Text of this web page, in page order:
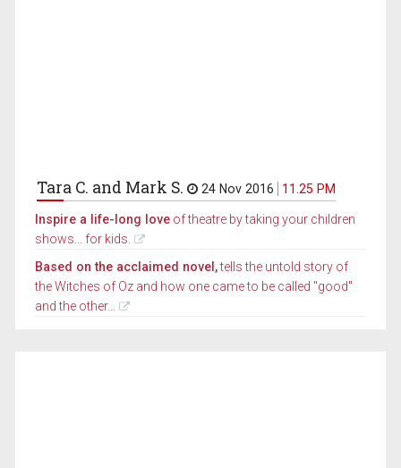
Tara C. and Mark S. 24 Nov 2016 11.25 PM
Inspire a life-long love of theatre by taking your children
shows... for kids.
Based on the acclaimed novel,tells the untold story of
the Witches of Oz and how one came to be called "good"
and the other...